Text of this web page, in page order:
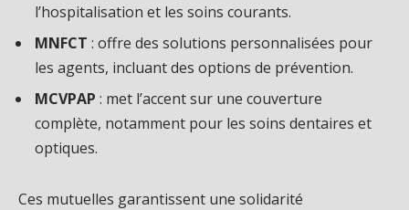
l’hospitalisation et les soins courants.
MNFCT : offre des solutions personnalisées pour
les agents, incluant des options de prévention.
MCVPAP : met l’accent sur une couverture
complète, notamment pour les soins dentaires et
optiques.
Ces mutuelles garantissent une solidarité